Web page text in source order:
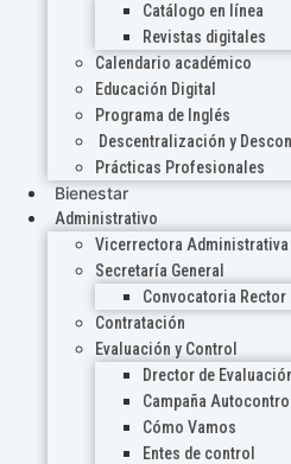
Catálogo en línea
Revistas digitales
Calendario académico
Educación Digital
Programa de Inglés
Descentralización y
Prácticas Profesionales
Bienestar
Administrativo
Vicerrectora Administrativa
Secretaría General
Convocatoria Rector
Contratación
Evaluación y Control
Drector de
Campaña Autocontrol
Cómo Vamos
Entes de control